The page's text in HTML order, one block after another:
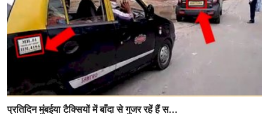
प्रतिदिन मुंबईया टैक्सियों में बाँदा से गुजर रहें हैं स...